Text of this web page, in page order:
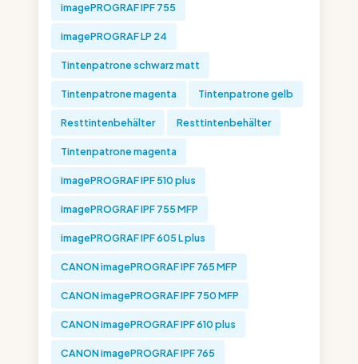
imagePROGRAF IPF 755
imagePROGRAF LP 24
Tintenpatrone schwarz matt
Tintenpatrone magenta Tintenpatrone gelb
Resttintenbehälter Resttintenbehälter
Tintenpatrone magenta
imagePROGRAF IPF 510 plus
imagePROGRAF IPF 755 MFP
imagePROGRAF IPF 605 L plus
CANON imagePROGRAF IPF 765 MFP
CANON imagePROGRAF IPF 750 MFP
CANON imagePROGRAF IPF 610 plus
CANON imagePROGRAF IPF 765